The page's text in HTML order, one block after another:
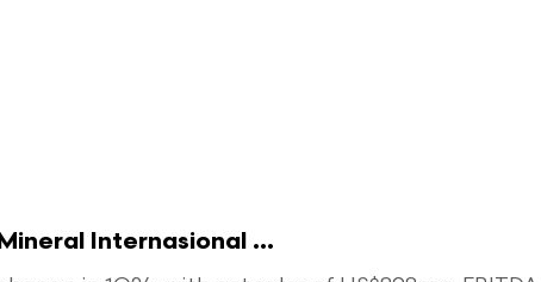
Internasional ...